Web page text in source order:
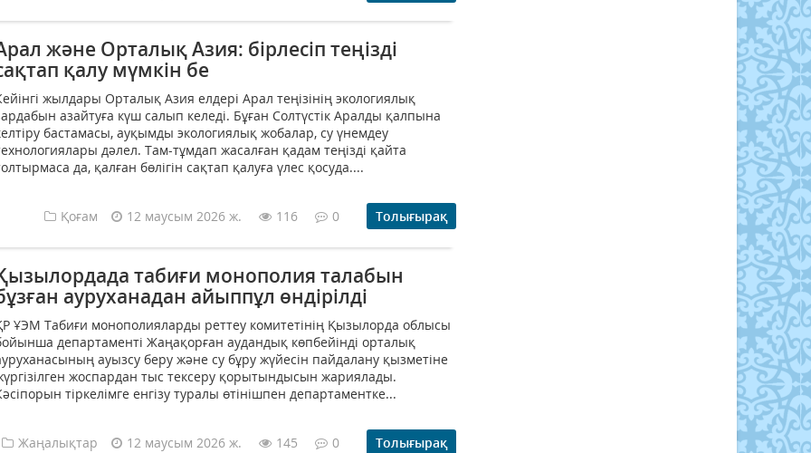
және Орталық Азия: бірлесіп теңізді
қалу мүмкін бе
жылдары Орталық Азия елдері Арал теңізінің экологиялық
азайтуға күш салып келеді. Бұған Солтүстік Аралды қалпына
бастамасы, ауқымды экологиялық жобалар, су үнемдеу
дәлел. Там-тұмдап жасалған қадам теңізді қайта
да, қалған бөлігін сақтап қалуға үлес қосуда....
Қоғам 12 маусым 2026 ж. 116 0 Толығырақ
табиғи монополия талабын
ауруханадан айыппұл өндірілді
ҰЭМ Табиғи монополияларды реттеу комитетінің Қызылорда облысы
департаменті Жаңақорған аудандық көпбейінді орталық
ауызсу беру және су бұру жүйесін пайдалану қызметіне
жоспардан тыс тексеру қорытындысын жариялады.
тіркелімге енгізу туралы өтінішпен департаментке...
Жаңалықтар 12 маусым 2026 ж. 145 0 Толығырақ